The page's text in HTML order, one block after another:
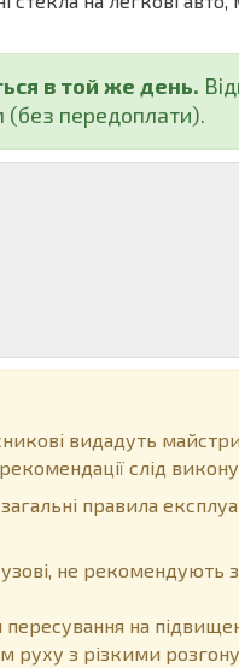
в той же день.
передоплати).
видадуть
слід
правила
не рекомендують
на
з різкими розгону